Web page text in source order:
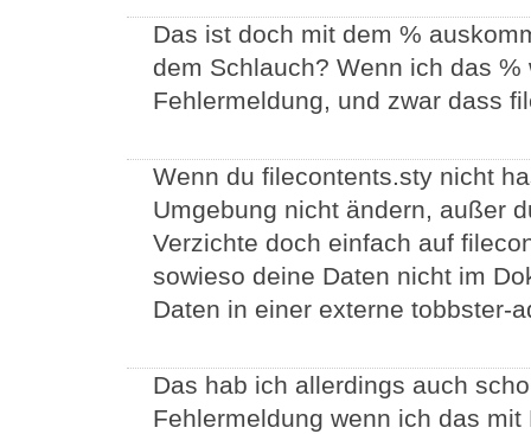
Das ist doch mit dem %
dem Schlauch? Wenn ich das
Fehlermeldung, und zwar dass
Wenn du filecontents.sty nicht
Umgebung nicht ändern, außer
Verzichte doch einfach auf
sowieso deine Daten nicht im
Daten in einer externe tobbster-
Das hab ich allerdings auch
Fehlermeldung wenn ich das